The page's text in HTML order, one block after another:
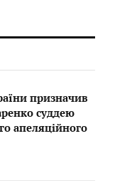
призначив
суддею
апеляційного